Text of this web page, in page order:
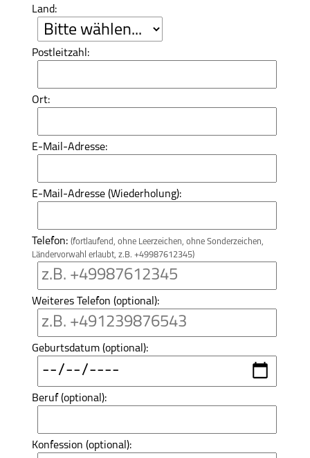
Land:
Postleitzahl:
Ort:
E-Mail-Adresse:
E-Mail-Adresse (Wiederholung):
Telefon:(fortlaufend, ohne Leerzeichen, ohne Sonderzeichen,
Ländervorwahl erlaubt, z.B. +49987612345)
Weiteres Telefon (optional):
Geburtsdatum (optional):
Beruf (optional):
Konfession (optional):